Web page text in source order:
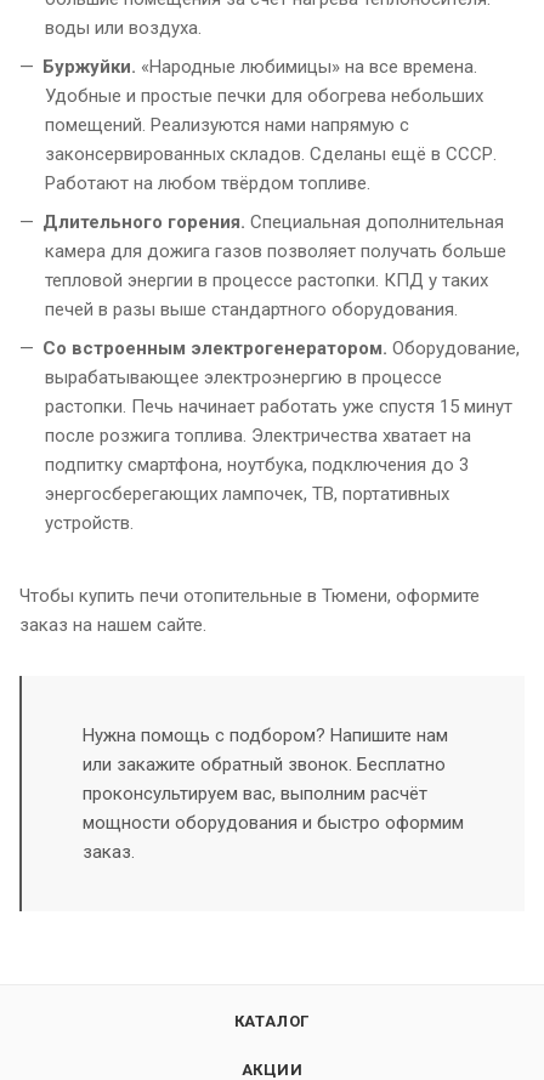
воды или воздуха.
Буржуйки. «Народные любимицы» на все времена.
Удобные и простые печки для обогрева небольших
помещений. Реализуются нами напрямую с
законсервированных складов. Сделаны ещё в СССР.
Работают на любом твёрдом топливе.
Длительного горения. Специальная дополнительная
камера для дожига газов позволяет получать больше
тепловой энергии в процессе растопки. КПД у таких
печей в разы выше стандартного оборудования.
Со встроенным электрогенератором. Оборудование,
вырабатывающее электроэнергию в процессе
растопки. Печь начинает работать уже спустя 15 минут
после розжига топлива. Электричества хватает на
подпитку смартфона, ноутбука, подключения до 3
энергосберегающих лампочек, ТВ, портативных
устройств.
Чтобы купить печи отопительные в Тюмени, оформите
заказ на нашем сайте.
Нужна помощь с подбором? Напишите нам
или закажите обратный звонок. Бесплатно
проконсультируем вас, выполним расчёт
мощности оборудования и быстро оформим
заказ.
КАТАЛОГ
АКЦИИ